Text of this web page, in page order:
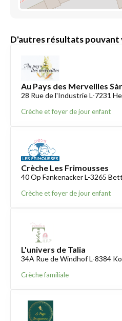
D'autres résultats pouvant
Au Pays des Merveilles
28 Rue de l'Industrie L-7231
Crèche et foyer de jour enfant
Crèche Les Frimousses
40 Op Fankenacker L-3265
Crèche et foyer de jour enfant
L'univers de Talia
34A Rue de Windhof L-8384
Crèche familiale